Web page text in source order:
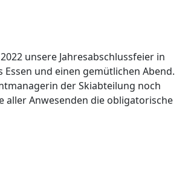
unsere Jahresabschlussfeier in
und einen gemütlichen Abend.
der Skiabteilung noch
aller Anwesenden die obligatorische